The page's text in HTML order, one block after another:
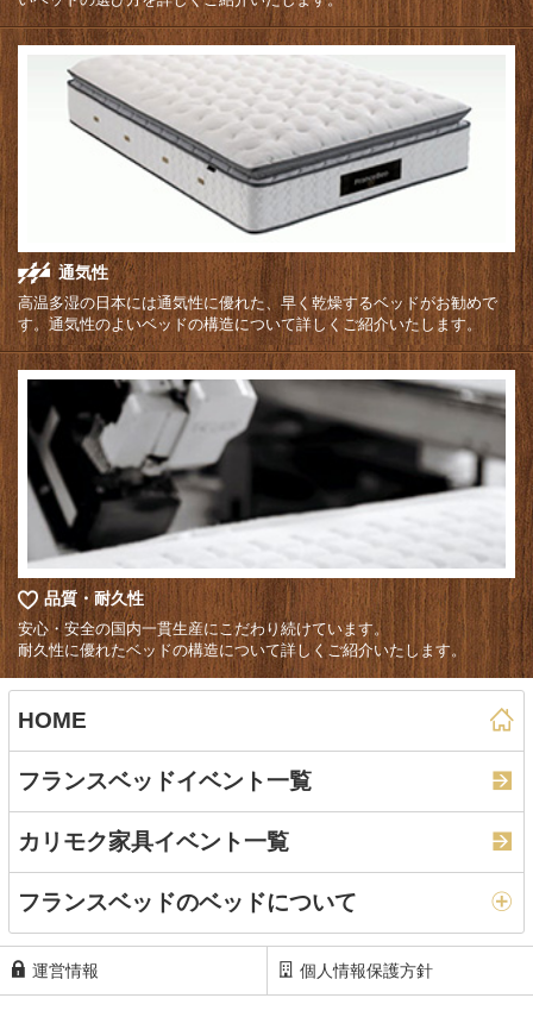
通気性
高温多湿の日本には通気性に優れた、早く乾燥するベッドがお勧めで
す。通気性のよいベッドの構造について詳しくご紹介いたします。
品質・耐久性
安心・安全の国内一貫生産にこだわり続けています。
耐久性に優れたベッドの構造について詳しくご紹介いたします。
HOME
フランスベッドイベント一覧
カリモク家具イベント一覧
フランスベッドのベッドについて
運営情報 個人情報保護方針